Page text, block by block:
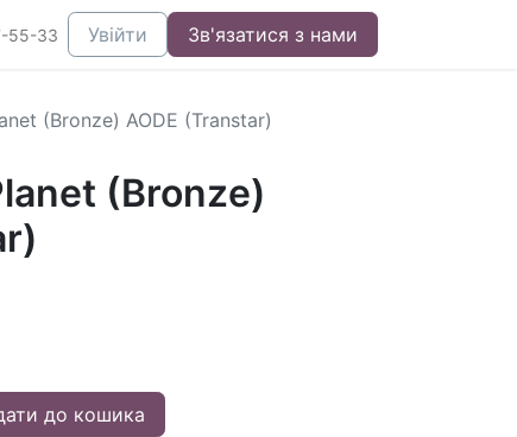
55-33 Увійти Зв'язатися з нами
(Bronze) AODE (Transtar)
(Bronze)
до кошика